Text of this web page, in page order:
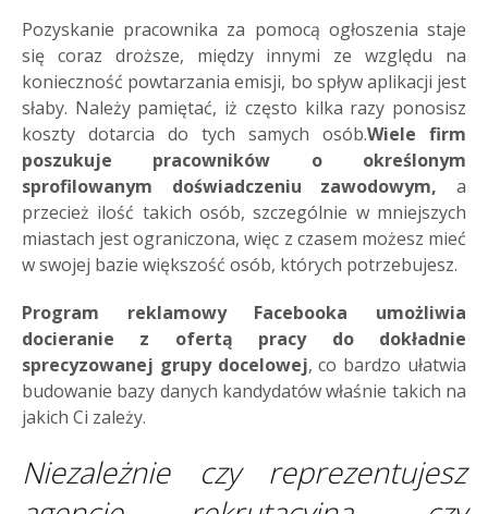
Pozyskanie pracownika za pomocą ogłoszenia staje
się coraz droższe, między innymi ze względu na
konieczność powtarzania emisji, bo spływ aplikacji jest
słaby. Należy pamiętać, iż często kilka razy ponosisz
koszty dotarcia do tych samych osób.Wiele firm
poszukuje pracowników o określonym
sprofilowanym doświadczeniu zawodowym, a
przecież ilość takich osób, szczególnie w mniejszych
miastach jest ograniczona, więc z czasem możesz mieć
w swojej bazie większość osób, których potrzebujesz.
Program reklamowy Facebooka umożliwia
docieranie z ofertą pracy do dokładnie
sprecyzowanej grupy docelowej, co bardzo ułatwia
budowanie bazy danych kandydatów właśnie takich na
jakich Ci zależy.
Niezależnie czy reprezentujesz